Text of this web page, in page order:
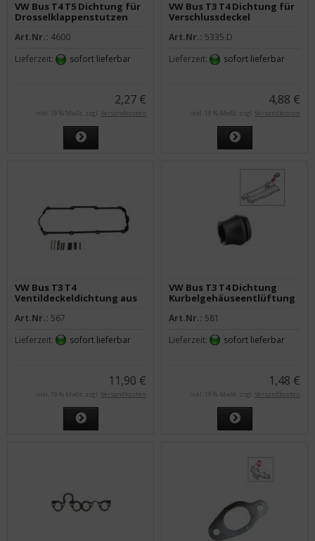
VW Bus T4 T5 Dichtung für
Drosselklappenstutzen
Art.Nr.: 4600
Lieferzeit:
sofort lieferbar
2,27 €
inkl. 19 % MwSt. zzgl. Versandkosten
VW Bus T3 T4 Dichtung für
Verschlussdeckel
Art.Nr.: 5335.D
Lieferzeit:
sofort lieferbar
4,88 €
inkl. 19 % MwSt. zzgl. Versandkosten
VW Bus T3 T4
Ventildeckeldichtung aus
Art.Nr.: 567
Lieferzeit:
sofort lieferbar
11,90 €
inkl. 19 % MwSt. zzgl. Versandkosten
VW Bus T3 T4 Dichtung
Kurbelgehäuseentlüftung
Art.Nr.: 581
Lieferzeit:
sofort lieferbar
1,48 €
inkl. 19 % MwSt. zzgl. Versandkosten